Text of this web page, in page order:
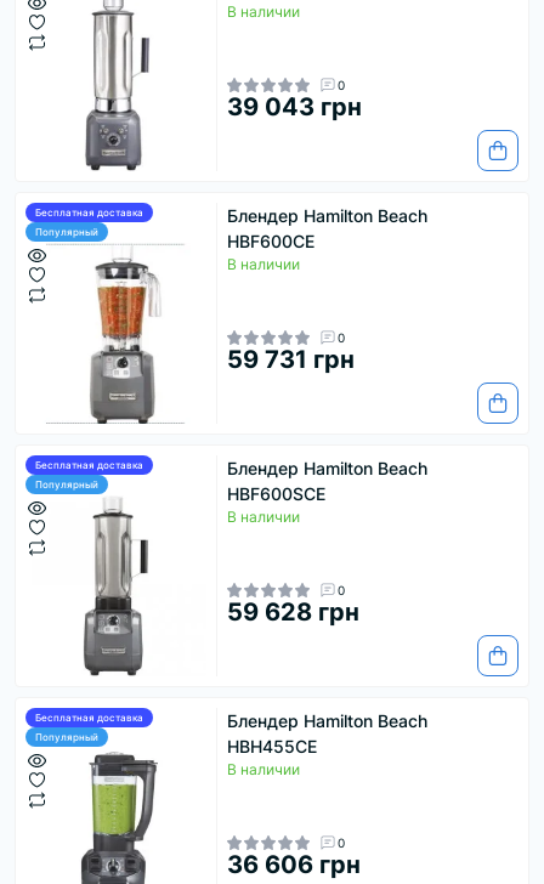
В наличии
0
39 043 грн
Бесплатная доставка
Популярный
Блендер Hamilton Beach
HBF600CE
В наличии
0
59 731 грн
Бесплатная доставка
Популярный
Блендер Hamilton Beach
HBF600SCE
В наличии
0
59 628 грн
Бесплатная доставка
Популярный
Блендер Hamilton Beach
HBH455CE
В наличии
0
36 606 грн